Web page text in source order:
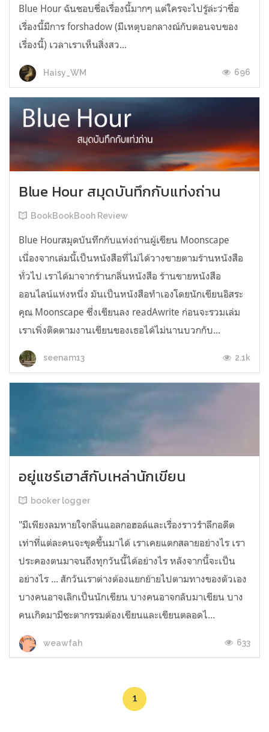
Blue Hour ฉันชอบชื่อเรื่องนี้มากๆ แต่ใครจะไปรู้ล่ะว่าชื่อ
เรื่องนี้มีการ forshadow (มีเหตุบอกลางณ์กับตอนจบของ
เรื่องนี้) เวลาเราเห็นสิ่งสว...
Haisy_WM 696
Blue Hour สมุดบันทึกกับแท่งถ่าน
BookBookBooh Review
Blue Hourสมุดบันทึกกับแท่งถ่านผู้เขียน Moonscape
เนื่องจากเล่มนี้เป็นหนังสือที่ไม่ได้วางขายตามร้านหนังสือ
ทั่วไป เราได้มาจากร้านกลิ่นหนังสือ ร้านขายหนังสือ
ออนไลน์แห่งหนึ่ง มันเป็นหนังสือทำเองโดยนักเขียนอิสระ
คุณ Moonscape ซึ่งเขียนลง readAwrite ก่อนจะรวมเล่ม
เราเพิ่งติดตามงานเขียนของเธอได้ไม่นานบวกกับ...
seenam13 2.1k
อยู่แชร์เฮาส์กับเหล่านักเขียน
booker logger
"มีเพียงลมหายใจกลิ่นแอลกอฮอล์และเรื่องราวรำลึกอดีต
เท่าที่แต่ละคนจะขุดขึ้นมาได้ เราเคยแตกสลายอย่างไร เรา
ประคองตนมาจนถึงทุกวันนี้ได้อย่างไร หลังจากนี้จะเป็น
อย่างไร ... สักวันเราต่างต้องแยกย้ายไปตามทางของตัวเอง
บางคนอาจเลิกเป็นนักเขียน บางคนอาจกลับมาเขียน บาง
คนเกิดมามีชะตากรรมต้องเขียนและเขียนตลอดไ...
weawfah 633
1